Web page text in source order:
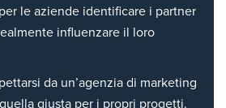
le aziende identificare i partner
influenzare il loro
da un’agenzia di marketing
giusta per i propri progetti.